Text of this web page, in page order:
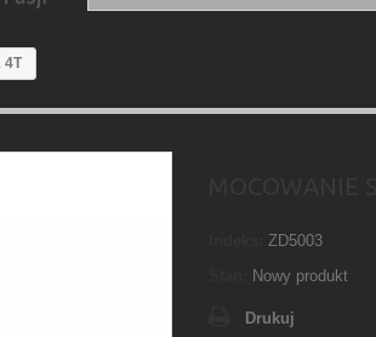
4T
ZD5003
Nowy produkt
Drukuj